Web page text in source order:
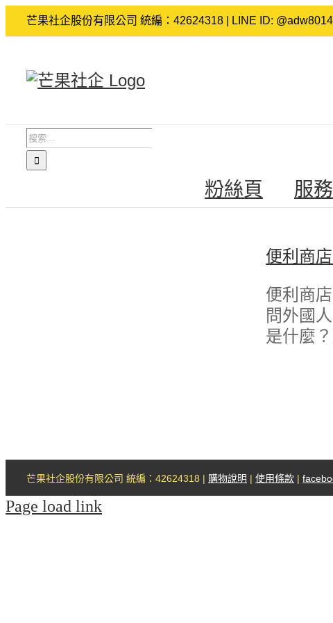
Skip
to
芒果社企股份有限公司 統編：42624318 | LINE ID: @adw8014l
搜
索
結
粉絲頁 服務
便利商
便利商
問外國
是什麼
芒果社企股份有限公司 統編：42624318 | 購物說明 | 使用條款 |
Page load link